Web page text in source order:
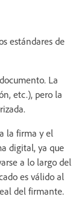
estándares de
La
etc.), pero la
la firma y el
digital, ya que
a lo largo del
es válido al
del firmante.